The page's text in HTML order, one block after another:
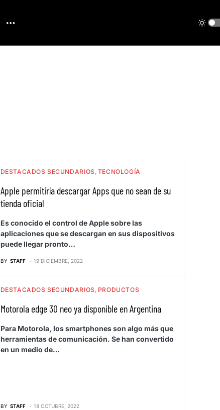
DESTACADOS SECUNDARIOS TECNOLOGÍA
Apple permitiría descargar Apps que no sean de su
tienda oficial
Es conocido el control de Apple sobre las
aplicaciones que se descargan en sus dispositivos
puede llegar pronto…
BY STAFF 19 DICIEMBRE, 2022
DESTACADOS SECUNDARIOS PRODUCTOS
Motorola edge 30 neo ya disponible en Argentina
Para Motorola, los smartphones son algo más que
herramientas de comunicación. Se han convertido
en un medio de…
BY STAFF 18 OCTUBRE, 2022